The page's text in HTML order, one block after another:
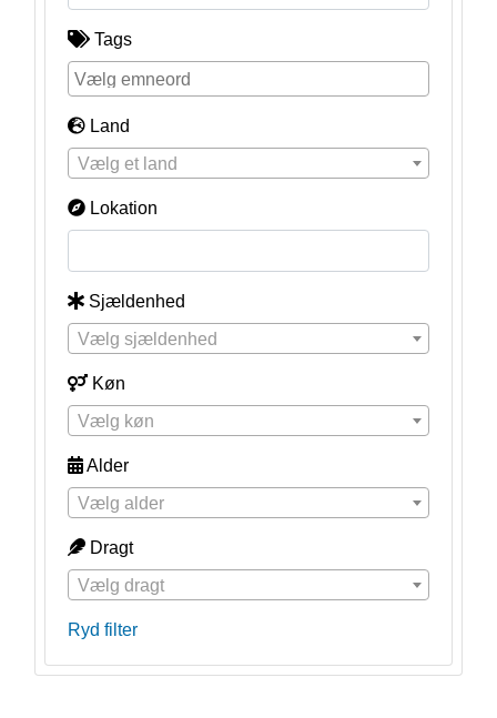
Tags
Land
Vælg et land
Lokation
Sjældenhed
Vælg sjældenhed
Køn
Vælg køn
Alder
Vælg alder
Dragt
Vælg dragt
Ryd filter